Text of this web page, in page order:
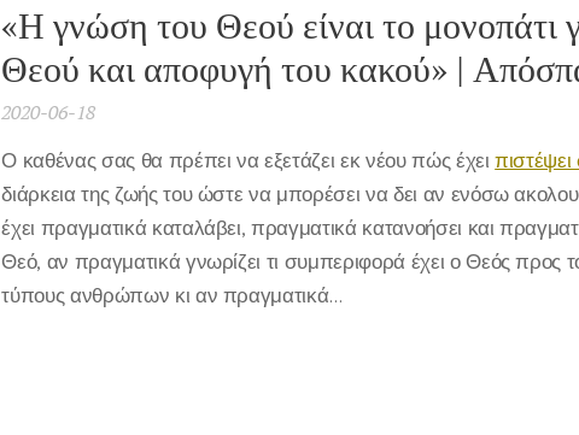
«Η γνώση του Θεού είναι το μονοπάτι
Θεού και αποφυγή του κακού» |
2020-06-18
Ο καθένας σας θα πρέπει να εξετάζει εκ νέου πώς έχει
διάρκεια της ζωής του ώστε να μπορέσει να δει αν ενόσω
έχει πραγματικά καταλάβει, πραγματικά κατανοήσει και
Θεό, αν πραγματικά γνωρίζει τι συμπεριφορά έχει ο Θεός προς
τύπους ανθρώπων κι αν πραγματικά...